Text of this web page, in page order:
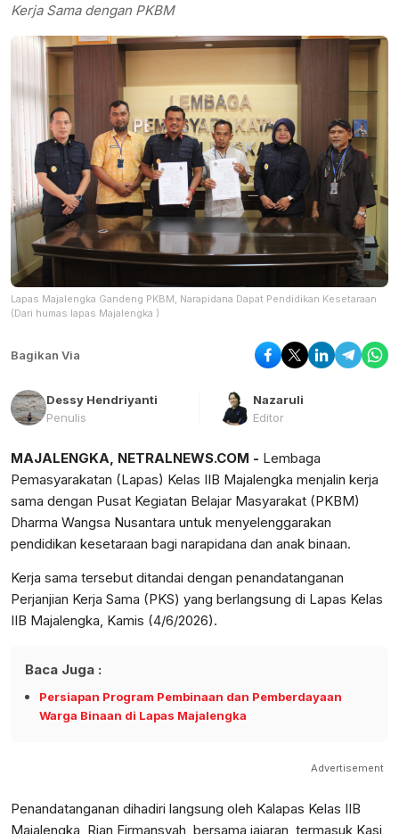
Kerja Sama dengan PKBM
Lapas Majalengka Gandeng PKBM, Narapidana Dapat Pendidikan Kesetaraan
(Dari humas lapas Majalengka )
Bagikan Via
Dessy Hendriyanti
Penulis
Nazaruli
Editor
MAJALENGKA, NETRALNEWS.COM - Lembaga
Pemasyarakatan (Lapas) Kelas IIB Majalengka menjalin kerja
sama dengan Pusat Kegiatan Belajar Masyarakat (PKBM)
Dharma Wangsa Nusantara untuk menyelenggarakan
pendidikan kesetaraan bagi narapidana dan anak binaan.
Kerja sama tersebut ditandai dengan penandatanganan
Perjanjian Kerja Sama (PKS) yang berlangsung di Lapas Kelas
IIB Majalengka, Kamis (4/6/2026).
Baca Juga :
Persiapan Program Pembinaan dan Pemberdayaan
Warga Binaan di Lapas Majalengka
Advertisement
Penandatanganan dihadiri langsung oleh Kalapas Kelas IIB
Majalengka, Rian Firmansyah, bersama jajaran, termasuk Kasi